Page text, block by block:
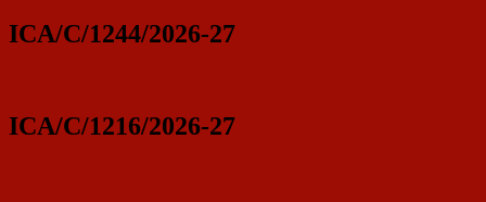
ICA/C/1244/2026-27
ICA/C/1216/2026-27